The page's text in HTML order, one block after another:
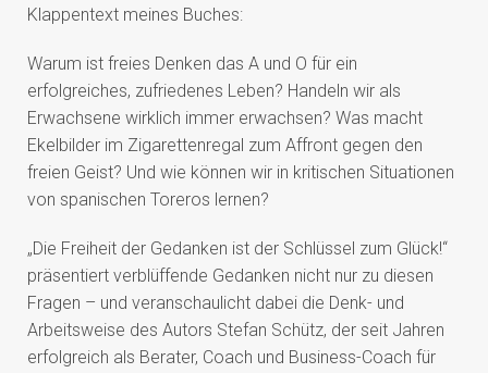
Klappentext meines Buches:
Warum ist freies Denken das A und O für ein
erfolgreiches, zufriedenes Leben? Handeln wir als
Erwachsene wirklich immer erwachsen? Was macht
Ekelbilder im Zigarettenregal zum Affront gegen den
freien Geist? Und wie können wir in kritischen Situationen
von spanischen Toreros lernen?
„Die Freiheit der Gedanken ist der Schlüssel zum Glück!“
präsentiert verblüffende Gedanken nicht nur zu diesen
Fragen – und veranschaulicht dabei die Denk- und
Arbeitsweise des Autors Stefan Schütz, der seit Jahren
erfolgreich als Berater, Coach und Business-Coach für